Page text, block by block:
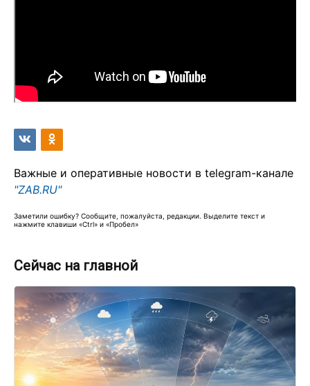
Важные и оперативные новости в telegram-канале
"ZAB.RU"
Заметили ошибку? Сообщите, пожалуйста, редакции. Выделите текст и
нажмите клавиши «Ctrl» и «Пробел»
Сейчас на главной